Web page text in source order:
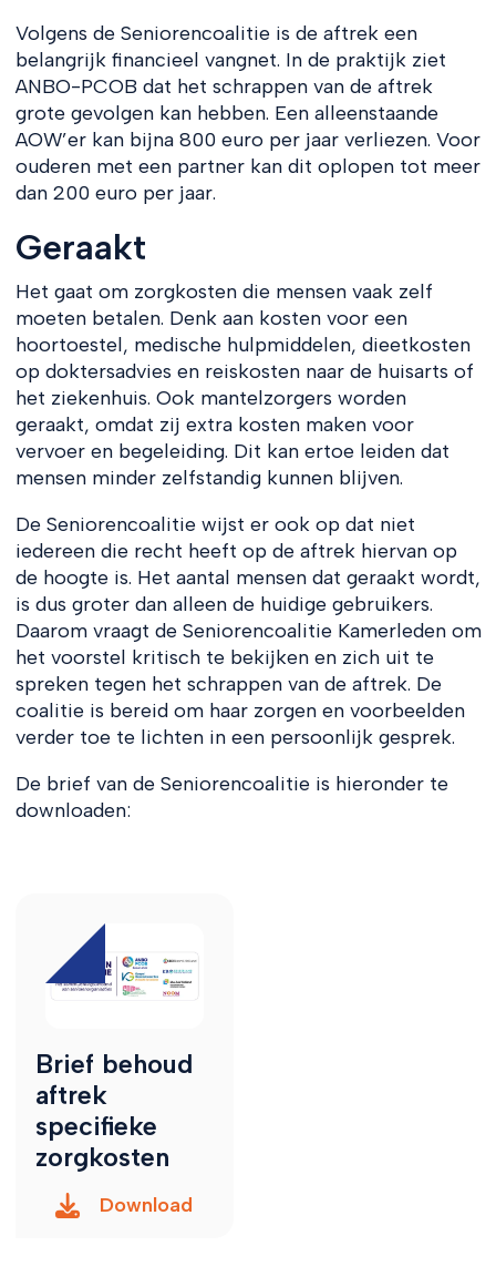
Volgens de Seniorencoalitie is de aftrek een
belangrijk financieel vangnet. In de praktijk ziet
ANBO-PCOB dat het schrappen van de aftrek
grote gevolgen kan hebben. Een alleenstaande
AOW’er kan bijna 800 euro per jaar verliezen. Voor
ouderen met een partner kan dit oplopen tot meer
dan 200 euro per jaar.
Geraakt
Het gaat om zorgkosten die mensen vaak zelf
moeten betalen. Denk aan kosten voor een
hoortoestel, medische hulpmiddelen, dieetkosten
op doktersadvies en reiskosten naar de huisarts of
het ziekenhuis. Ook mantelzorgers worden
geraakt, omdat zij extra kosten maken voor
vervoer en begeleiding. Dit kan ertoe leiden dat
mensen minder zelfstandig kunnen blijven.
De Seniorencoalitie wijst er ook op dat niet
iedereen die recht heeft op de aftrek hiervan op
de hoogte is. Het aantal mensen dat geraakt wordt,
is dus groter dan alleen de huidige gebruikers.
Daarom vraagt de Seniorencoalitie Kamerleden om
het voorstel kritisch te bekijken en zich uit te
spreken tegen het schrappen van de aftrek. De
coalitie is bereid om haar zorgen en voorbeelden
verder toe te lichten in een persoonlijk gesprek.
De brief van de Seniorencoalitie is hieronder te
downloaden:
Brief behoud
aftrek
specifieke
zorgkosten
Download